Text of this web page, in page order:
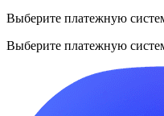
Выберите платежную
Выберите платежную